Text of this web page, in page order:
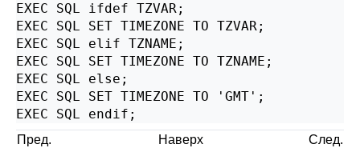
EXEC SQL ifdef TZVAR;
EXEC SQL SET TIMEZONE TO TZVAR;
EXEC SQL elif TZNAME;
EXEC SQL SET TIMEZONE TO TZNAME;
EXEC SQL else;
EXEC SQL SET TIMEZONE TO 'GMT';
EXEC SQL endif;
Пред. Наверх
След.